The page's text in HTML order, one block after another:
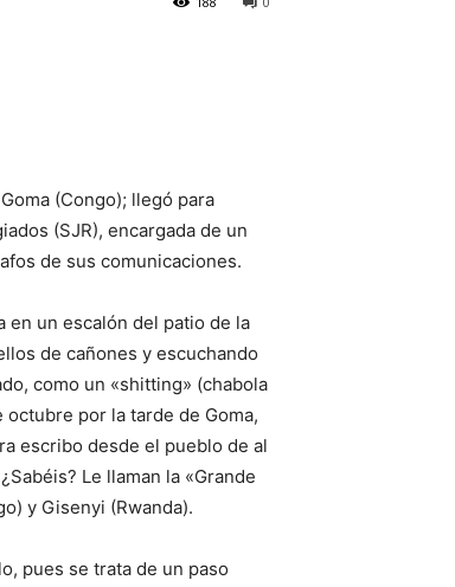
(Congo); llegó para
(SJR), encargada de un
de sus comunicaciones.
en un escalón del patio de la
de cañones y escuchando
como un «shitting» (chabola
por la tarde de Goma,
escribo desde el pueblo de al
Le llaman la «Grande
y Gisenyi (Rwanda).
pues se trata de un paso